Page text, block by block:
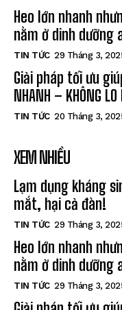
Heo lớn nhanh
nằm ở dinh dưỡng
TIN TỨC 29 Tháng 3,
Giải pháp tối ưu
NHANH – KHÔNG
TIN TỨC 20 Tháng 3,
XEM NHIỀU
Lạm dụng kháng
mắt, hại cả đàn!
TIN TỨC 29 Tháng 3,
Heo lớn nhanh
nằm ở dinh dưỡng
TIN TỨC 29 Tháng 3,